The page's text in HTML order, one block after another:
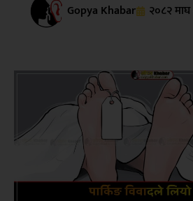
Gopya Khabar २०८२